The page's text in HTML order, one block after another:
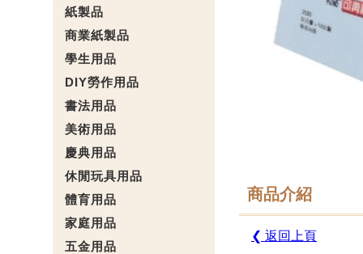
紙製品
商業紙製品
學生用品
DIY勞作用品
書法用品
美術用品
慶典用品
休閒玩具用品
體育用品
家庭用品
五金用品
商品介紹
❮ 返回上頁